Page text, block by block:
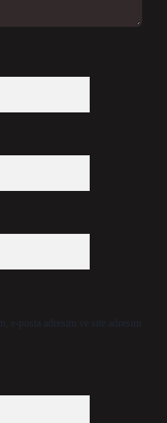
e-posta adresim ve site adresim